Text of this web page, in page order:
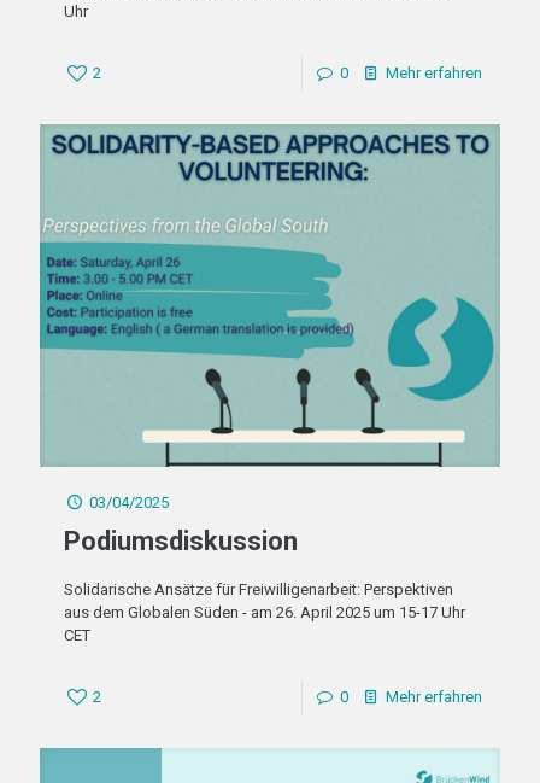
Uhr
2 0 Mehr erfahren
03/04/2025
Podiumsdiskussion
Solidarische Ansätze für Freiwilligenarbeit: Perspektiven
aus dem Globalen Süden - am 26. April 2025 um 15-17 Uhr
CET
2 0 Mehr erfahren